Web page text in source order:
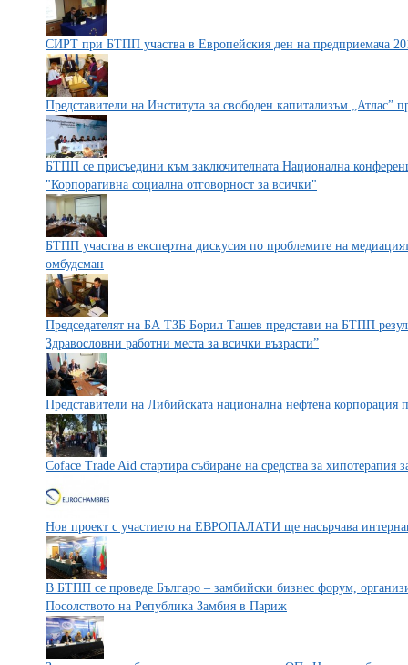
СИРТ при БТПП участва в Европейския ден на предприемача
Представители на Института за свободен капитализъм „Атлас”
БТПП се присъедини към заключителната Национална
"Корпоративна социална отговорност за всички"
БТПП участва в експертна дискусия по проблемите на
омбудсман
Председателят на БА ТЗБ Борил Ташев представи на БТПП
Здравословни работни места за всички възрасти”
Представители на Либийската национална нефтена корпорация
Coface Trade Aid стартира събиране на средства за хипотерапия
Нов проект с участието на ЕВРОПАЛАТИ ще насърчава
В БТПП се проведе Българо – замбийски бизнес форум,
Посолството на Република Замбия в Париж